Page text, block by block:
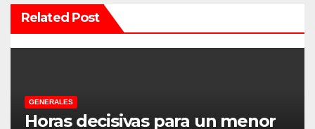
n
d
e
Related Post
GENERALES
Horas decisivas para un menor